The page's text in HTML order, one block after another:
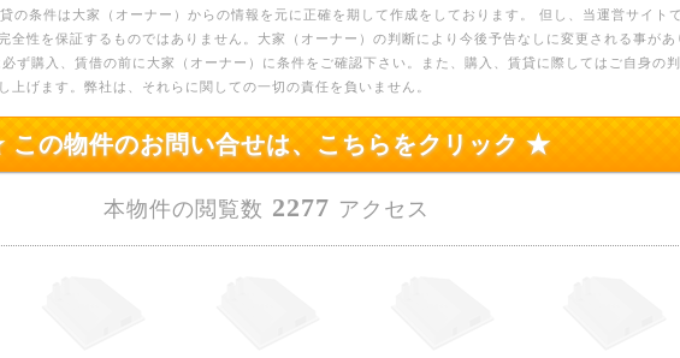
の条件は大家（オーナー）からの情報を元に正確を期して作成をしております。 但し、当運営サイト
全性を保証するものではありません。大家（オーナー）の判断により今後予告なしに変更される事があ
ず購入、賃借の前に大家（オーナー）に条件をご確認下さい。また、購入、賃貸に際してはご自身の判
上げます。弊社は、それらに関しての一切の責任を負いません。
の物件のお問い合せは、こちらをクリック ★
本物件の閲覧数 2277 アクセス